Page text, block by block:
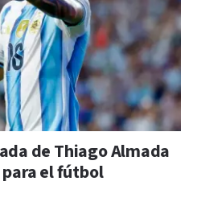
de Thiago Almada
el fútbol